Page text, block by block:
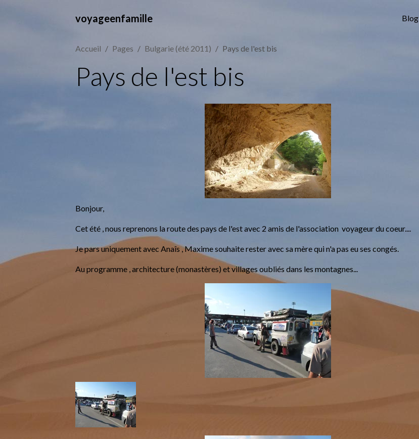
voyageenfamille Blog
Accueil Pages Bulgarie (été 2011) Pays de l'est bis
Pays de l'est bis
Bonjour,
Cet été , nous reprenons la route des pays de l'est avec 2 amis de l'association voyageur du coeur....
Je pars uniquement avec Anaîs , Maxime souhaite rester avec sa mère qui n'a pas eu ses congés.
Au programme , architecture (monastères) et villages oubliés dans les montagnes...